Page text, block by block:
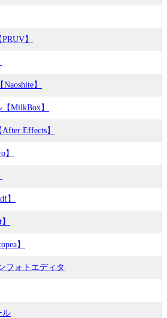
】
】
MilkBox】
Effects】
】
】
】
フォトエディタ
ル